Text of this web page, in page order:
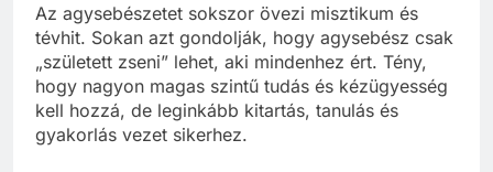
Az agysebészetet sokszor övezi misztikum és
tévhit. Sokan azt gondolják, hogy agysebész csak
„született zseni” lehet, aki mindenhez ért. Tény,
hogy nagyon magas szintű tudás és kézügyesség
kell hozzá, de leginkább kitartás, tanulás és
gyakorlás vezet sikerhez.